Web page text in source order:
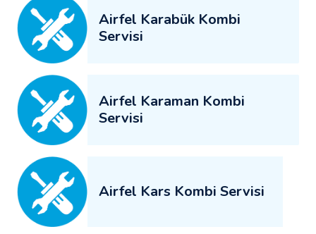
Airfel Karabük Kombi
Servisi
Airfel Karaman Kombi
Servisi
Airfel Kars Kombi Servisi